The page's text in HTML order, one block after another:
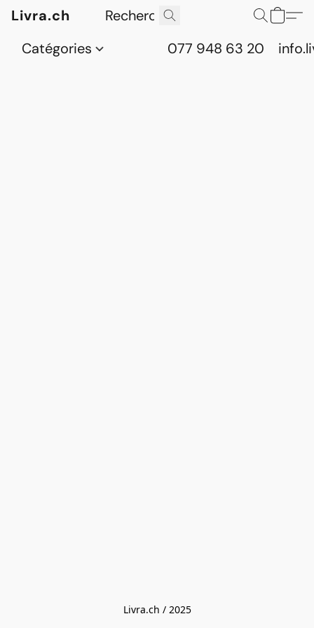
Livra.ch
Catégories
077 948 63 20
Livra.ch / 2025